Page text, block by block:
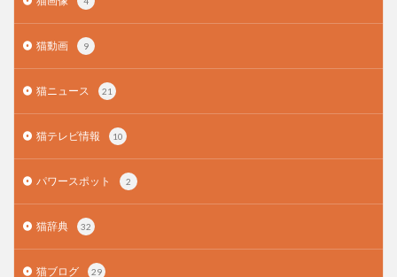
猫動画 9
猫ニュース 21
猫テレビ情報 10
パワースポット 2
猫辞典 32
猫ブログ 29